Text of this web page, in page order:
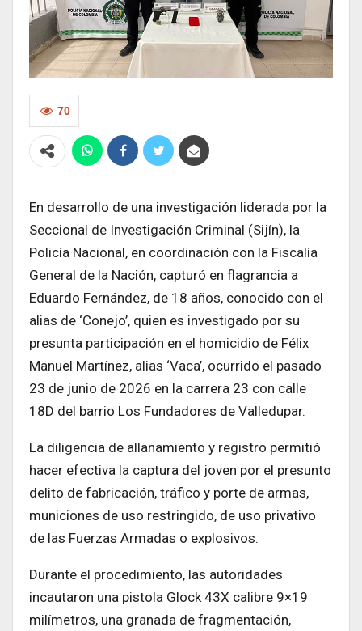
70
En desarrollo de una investigación liderada por la
Seccional de Investigación Criminal (Sijín), la
Policía Nacional, en coordinación con la Fiscalía
General de la Nación, capturó en flagrancia a
Eduardo Fernández, de 18 años, conocido con el
alias de ‘Conejo’, quien es investigado por su
presunta participación en el homicidio de Félix
Manuel Martínez, alias ‘Vaca’, ocurrido el pasado
23 de junio de 2026 en la carrera 23 con calle
18D del barrio Los Fundadores de Valledupar.
La diligencia de allanamiento y registro permitió
hacer efectiva la captura del joven por el presunto
delito de fabricación, tráfico y porte de armas,
municiones de uso restringido, de uso privativo
de las Fuerzas Armadas o explosivos.
Durante el procedimiento, las autoridades
incautaron una pistola Glock 43X calibre 9×19
milímetros, una granada de fragmentación,